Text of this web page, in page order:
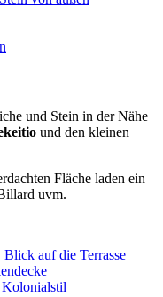
und Stein in der Nähe
und den kleinen
Fläche laden ein
uvm.